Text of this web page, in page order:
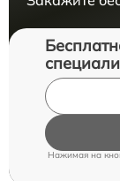
Нажимая на